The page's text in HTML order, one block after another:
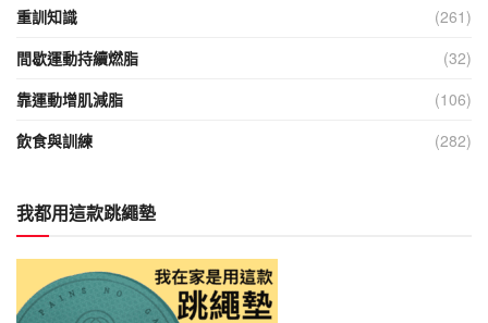
重訓知識
(261)
間歇運動持續燃脂
(32)
靠運動增肌減脂
(106)
飲食與訓練
(282)
我都用這款跳繩墊